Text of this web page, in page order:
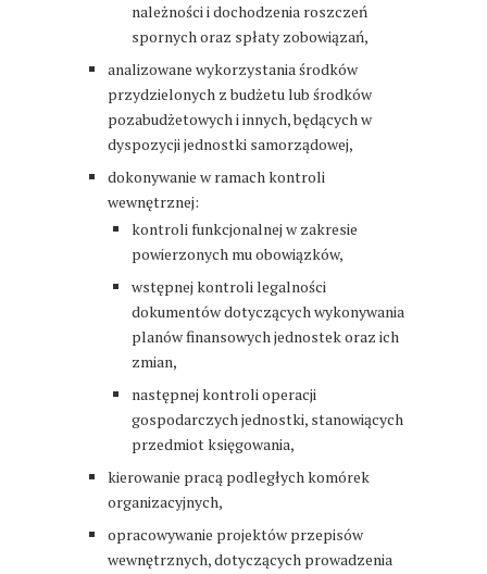
należności i dochodzenia roszczeń
spornych oraz spłaty zobowiązań,
analizowane wykorzystania środków
przydzielonych z budżetu lub środków
pozabudżetowych i innych, będących w
dyspozycji jednostki samorządowej,
dokonywanie w ramach kontroli
wewnętrznej:
kontroli funkcjonalnej w zakresie
powierzonych mu obowiązków,
wstępnej kontroli legalności
dokumentów dotyczących wykonywania
planów finansowych jednostek oraz ich
zmian,
następnej kontroli operacji
gospodarczych jednostki, stanowiących
przedmiot księgowania,
kierowanie pracą podległych komórek
organizacyjnych,
opracowywanie projektów przepisów
wewnętrznych, dotyczących prowadzenia